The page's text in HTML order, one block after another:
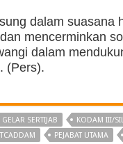
dalam suasana
mencerminkan
dalam
(Pers).
GELAR SERTIJAB
KODAM III/
PEJABAT UTAMA